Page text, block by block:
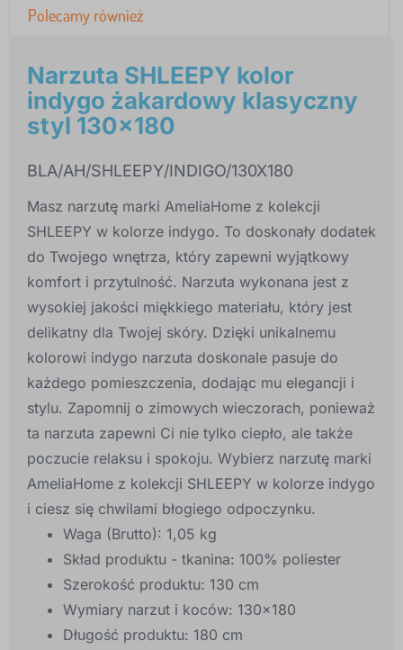
Polecamy również
Narzuta SHLEEPY kolor
indygo żakardowy klasyczny
styl 130x180
BLA/AH/SHLEEPY/INDIGO/130X180
Masz narzutę marki AmeliaHome z kolekcji
SHLEEPY w kolorze indygo. To doskonały dodatek
do Twojego wnętrza, który zapewni wyjątkowy
komfort i przytulność. Narzuta wykonana jest z
wysokiej jakości miękkiego materiału, który jest
delikatny dla Twojej skóry. Dzięki unikalnemu
kolorowi indygo narzuta doskonale pasuje do
każdego pomieszczenia, dodając mu elegancji i
stylu. Zapomnij o zimowych wieczorach, ponieważ
ta narzuta zapewni Ci nie tylko ciepło, ale także
poczucie relaksu i spokoju. Wybierz narzutę marki
AmeliaHome z kolekcji SHLEEPY w kolorze indygo
i ciesz się chwilami błogiego odpoczynku.
Waga (Brutto): 1,05 kg
Skład produktu - tkanina: 100% poliester
Szerokość produktu: 130 cm
Wymiary narzut i koców: 130x180
Długość produktu: 180 cm